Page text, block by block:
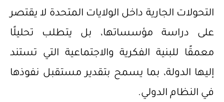
التحولات الجارية داخل الولايات المتحدة لا يقتصر
على دراسة مؤسساتها، بل يتطلب تحليلًا
معمقًا للبنية الفكرية والاجتماعية التي تستند
إليها الدولة، بما يسمح بتقدير مستقبل نفوذها
في النظام الدولي.